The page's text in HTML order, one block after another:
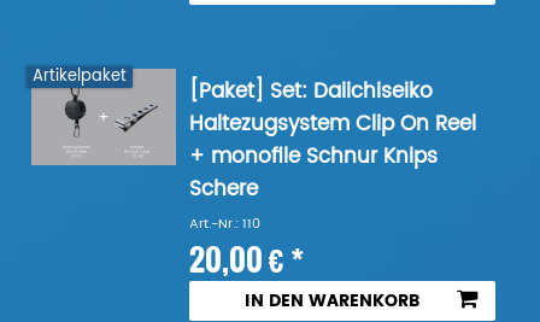
Artikelpaket
[Paket] Set: Daiichiseiko
Haltezugsystem Clip On Reel
+ monofile Schnur Knips
Schere
Art.-Nr.: 110
20,00 € *
IN DEN WARENKORB